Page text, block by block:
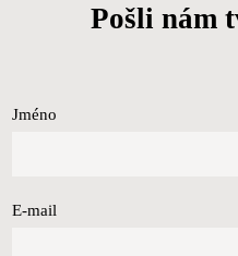
Pošli nám
Jméno
E-mail